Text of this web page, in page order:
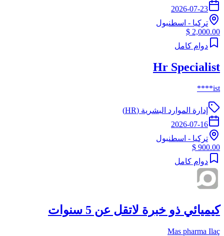
2026-07-23
تركيا - اسطنبول
2,000.00 $
دوام كامل
Hr Specialist
ist****
إدارة الموارد البشرية (HR)
2026-07-16
تركيا - اسطنبول
900.00 $
دوام كامل
كيميائي ذو خبرة لاتقل عن 5 سنوات
Mas pharma Ilaç